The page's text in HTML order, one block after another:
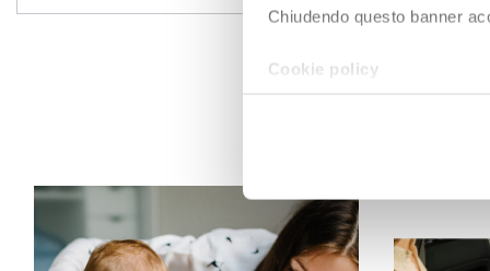
Chiudendo questo banner
Cookie policy